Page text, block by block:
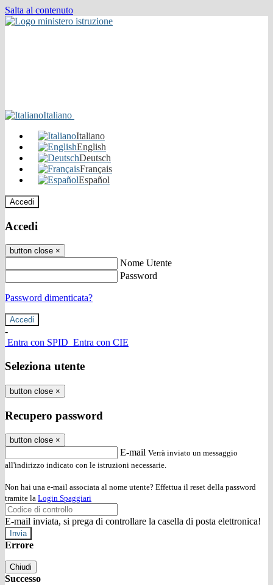
Salta al contenuto
Italiano
Italiano
English
Deutsch
Français
Español
Accedi
Accedi
button close ×
Nome Utente
Password
Password dimenticata?
-
Entra con SPID Entra con CIE
Seleziona utente
button close ×
Recupero password
button close ×
E-mail Verrà inviato un messaggio
all'indirizzo indicato con le istruzioni necessarie.
Non hai una e-mail associata al nome utente? Effettua il reset della password
tramite la Login Spaggiari
E-mail inviata, si prega di controllare la casella di posta elettronica!
Errore
Chiudi
Successo